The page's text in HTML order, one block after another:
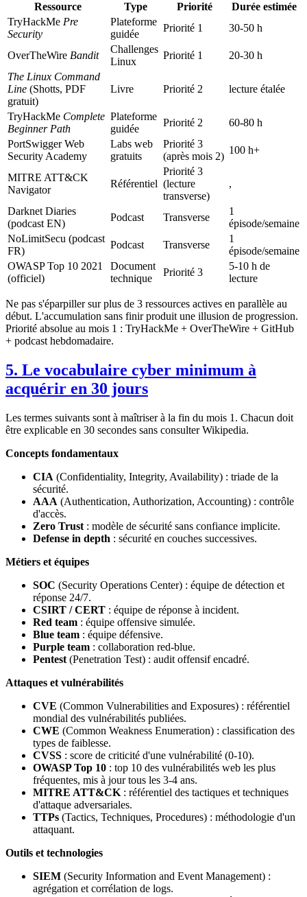
Ressource Type Priorité
Durée estimée
TryHackMe Pre
Security
Plateforme
guidée
Priorité 1 30-50 h
OverTheWire Bandit
Challenges
Linux
Priorité 1
20-30 h
The Linux Command
Line (Shotts, PDF
gratuit)
Livre Priorité 2 lecture étalée
TryHackMe Complete
Beginner Path
Plateforme
guidée
Priorité 2
60-80 h
PortSwigger Web
Security Academy
Labs web
gratuits
Priorité 3
(après mois 2)
100 h+
MITRE ATT&CK
Navigator
Référentiel
Priorité 3
(lecture
transverse)
,
Darknet Diaries
(podcast EN)
Podcast Transverse
1
épisode/semaine
NoLimitSecu (podcast
FR)
Podcast Transverse
1
épisode/semaine
OWASP Top 10 2021
(officiel)
Document
technique
Priorité 3
5-10 h de
lecture
Ne pas s'éparpiller sur plus de 3 ressources actives en parallèle au
début. L'accumulation sans finir produit une illusion de progression.
Priorité absolue au mois 1 : TryHackMe + OverTheWire + GitHub
+ podcast hebdomadaire.
5. Le vocabulaire cyber minimum à
acquérir en 30 jours
Les termes suivants sont à maîtriser à la fin du mois 1. Chacun doit
être explicable en 30 secondes sans consulter Wikipedia.
Concepts fondamentaux
CIA (Confidentiality, Integrity, Availability) : triade de la
sécurité.
AAA (Authentication, Authorization, Accounting) : contrôle
d'accès.
Zero Trust : modèle de sécurité sans confiance implicite.
Defense in depth : sécurité en couches successives.
Métiers et équipes
SOC (Security Operations Center) : équipe de détection et
réponse 24/7.
CSIRT / CERT : équipe de réponse à incident.
Red team : équipe offensive simulée.
Blue team : équipe défensive.
Purple team : collaboration red-blue.
Pentest (Penetration Test) : audit offensif encadré.
Attaques et vulnérabilités
CVE (Common Vulnerabilities and Exposures) : référentiel
mondial des vulnérabilités publiées.
CWE (Common Weakness Enumeration) : classification des
types de faiblesse.
CVSS : score de criticité d'une vulnérabilité (0-10).
OWASP Top 10 : top 10 des vulnérabilités web les plus
fréquentes, mis à jour tous les 3-4 ans.
MITRE ATT&CK : référentiel des tactiques et techniques
d'attaque adversariales.
TTPs (Tactics, Techniques, Procedures) : méthodologie d'un
attaquant.
Outils et technologies
SIEM (Security Information and Event Management) :
agrégation et corrélation de logs.